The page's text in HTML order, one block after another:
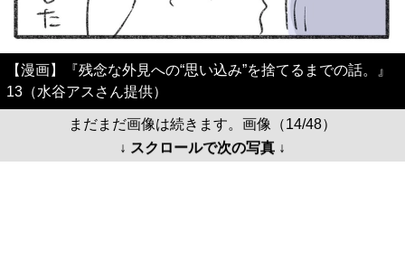
【漫画】『残念な外見への“思い込み”を捨てるまでの話。』
13（水谷アスさん提供）
まだまだ画像は続きます。画像（14/48）
↓ スクロールで次の写真 ↓